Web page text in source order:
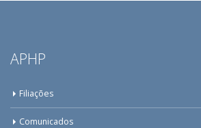
APHP
Filiações
Comunicados